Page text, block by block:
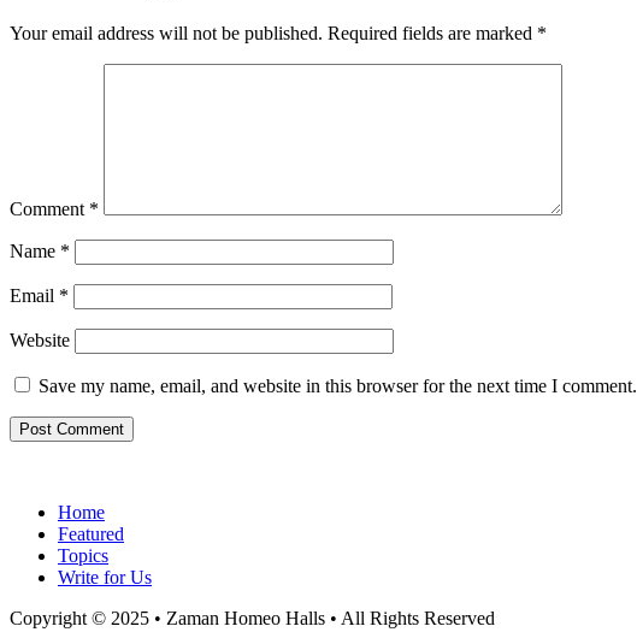
Your email address will not be published. Required fields are marked *
Comment *
Name *
Email *
Website
Save my name, email, and website in this browser for the next time I comment.
Home
Featured
Topics
Write for Us
Copyright © 2025 • Zaman Homeo Halls • All Rights Reserved